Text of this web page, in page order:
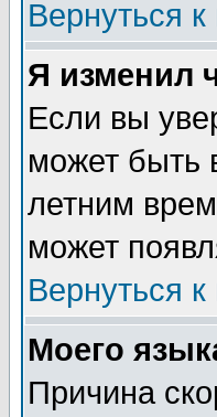
Вернуться к
Я изменил
Если вы
может быть
летним
может
Вернуться к
Моего
Причина